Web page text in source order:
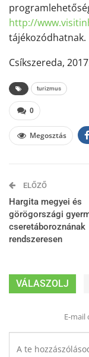
http://
tájékozódhatnak.
Csíkszereda,
turizmus
0
Megosztás
ELŐZŐ
Hargita megyei és
görögországi
cseretáboroznának
rendszeresen
VÁLASZOLJ
E-mail